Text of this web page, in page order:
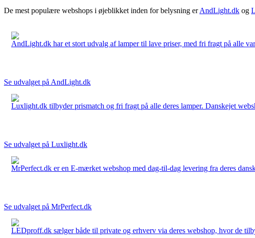
De mest populære webshops i øjeblikket inden for belysning erAndLight.dk og
AndLight.dk har et stort udvalg af lamper til lave priser, med fri fragt på alle
Se udvalget på AndLight.dk
Luxlight.dk tilbyder prismatch og fri fragt på alle deres lamper. Danskejet
Se udvalget på Luxlight.dk
MrPerfect.dk er en E-mærket webshop med dag-til-dag levering fra deres
Se udvalget på MrPerfect.dk
LEDproff.dk sælger både til private og erhverv via deres webshop, hvor de